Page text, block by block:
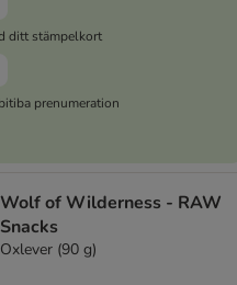
ditt stämpelkort
prenumeration
Wolf of Wilderness - RAW
Snacks
Oxlever (90 g)